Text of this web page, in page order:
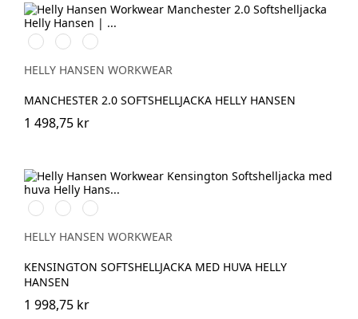
990
BLACK
590
NAVY
970
DARK
GREY
HELLY HANSEN WORKWEAR
MANCHESTER 2.0 SOFTSHELLJACKA HELLY HANSEN
1 498,75 kr
990
BLACK
590
NAVY
970
DARK
GREY
HELLY HANSEN WORKWEAR
KENSINGTON SOFTSHELLJACKA MED HUVA HELLY
HANSEN
1 998,75 kr